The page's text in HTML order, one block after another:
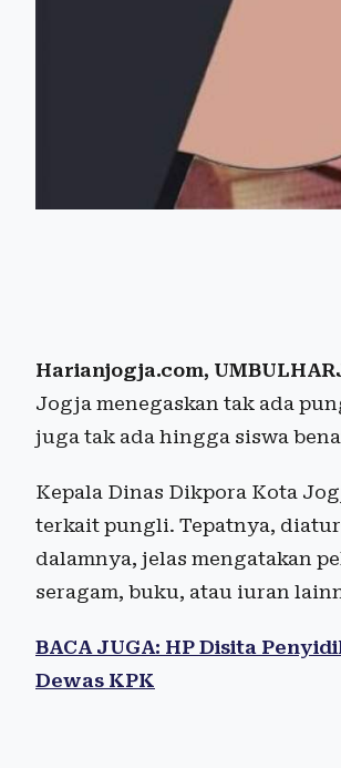
Harianjogja.com,
Jogja menegaskan tak ada
juga tak ada hingga siswa
Kepala Dinas Dikpora Kota
terkait pungli. Tepatnya, diatur
dalamnya, jelas mengatakan
seragam, buku, atau iuran
BACA JUGA: HP Disita
Dewas KPK